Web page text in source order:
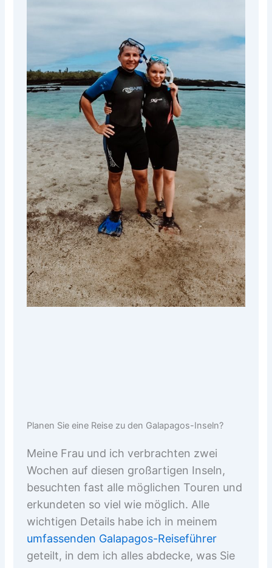
Planen Sie eine Reise zu den Galapagos-Inseln?
Meine Frau und ich verbrachten zwei
Wochen auf diesen großartigen Inseln,
besuchten fast alle möglichen Touren und
erkundeten so viel wie möglich. Alle
wichtigen Details habe ich in meinem
umfassenden Galapagos-Reiseführer
geteilt, in dem ich alles abdecke, was Sie